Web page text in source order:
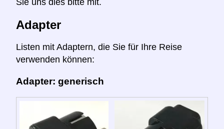
Adapter
Listen mit Adaptern, die Sie für Ihre Reise
verwenden können:
Adapter: generisch